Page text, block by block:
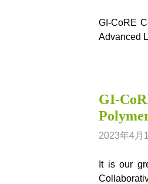
GI-CoRE
Advanced
GI-
2023年4月
It is our